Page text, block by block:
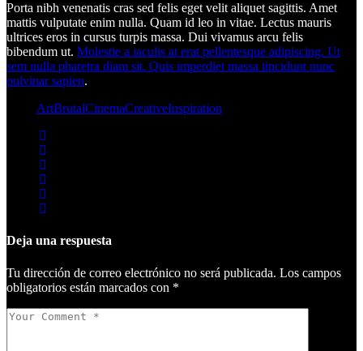
Porta nibh venenatis cras sed felis eget velit aliquet sagittis. Amet
mattis vulputate enim nulla. Quam id leo in vitae. Lectus mauris
ultrices eros in cursus turpis massa. Dui vivamus arcu felis
bibendum ut. Molestie a iaculis at erat pellentesque adipiscing. Ut
sem nulla pharetra diam sit. Quis imperdiet massa tincidunt nunc
pulvinar sapien.
ArtBrutalCinemaCreativeInspiration
Deja una respuesta
Tu dirección de correo electrónico no será publicada. Los campos
obligatorios están marcados con *